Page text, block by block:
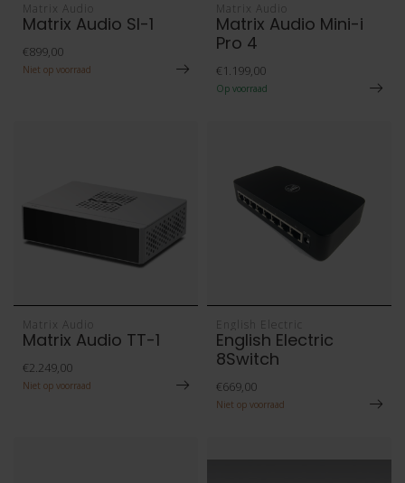
Matrix Audio
Matrix Audio SI-1
€899,00
Niet op voorraad
Matrix Audio
Matrix Audio Mini-i
Pro 4
€1.199,00
Op voorraad
Matrix Audio
Matrix Audio TT-1
€2.249,00
Niet op voorraad
English Electric
English Electric
8Switch
€669,00
Niet op voorraad